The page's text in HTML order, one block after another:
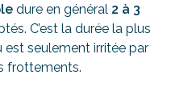
dure en général 2 à 3
C’est la durée la plus
seulement irritée par
frottements.